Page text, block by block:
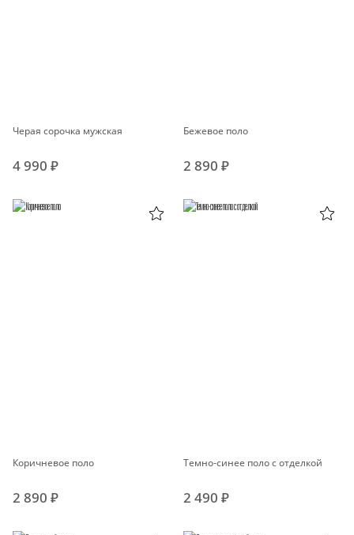
Черая сорочка мужская
4 990 ₽
Бежевое поло
2 890 ₽
Коричневое поло
2 890 ₽
Темно-синее поло с отделкой
2 490 ₽